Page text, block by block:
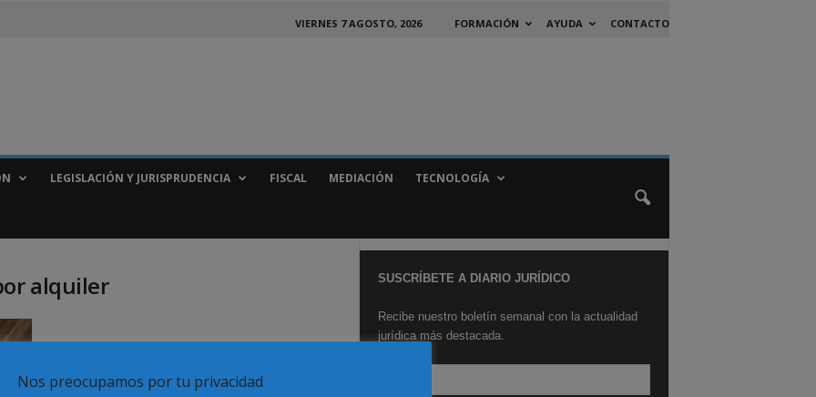
VIERNES 7 AGOSTO, 2026 FORMACIÓN AYUDA CONTACTO
LEGISLACIÓN Y JURISPRUDENCIA FISCAL MEDIACIÓN TECNOLOGÍA
alquiler SUSCRÍBETE A DIARIO JURÍDICO
Recibe nuestro boletín semanal con la actualidad
jurídica más destacada.
Nos preocupamos por tu privacidad